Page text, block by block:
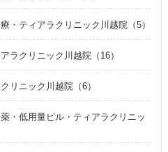
・ティアラクリニック川越院（5）
ラクリニック川越院（16）
リニック川越院（6）
・低用量ピル・ティアラクリニッ